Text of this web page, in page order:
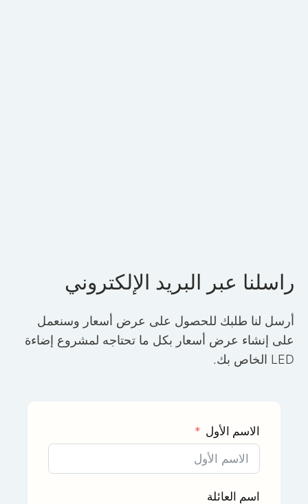
راسلنا عبر البريد الإلكتروني
أرسل لنا طلبك للحصول على عرض أسعار وسنعمل
على إنشاء عرض أسعار بكل ما تحتاجه لمشروع إضاءة
LED الخاص بك.
الاسم الأول
اسم العائلة